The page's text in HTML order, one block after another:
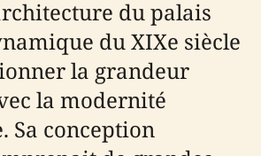
du palais
du XIXe siècle
la grandeur
la modernité
Sa conception